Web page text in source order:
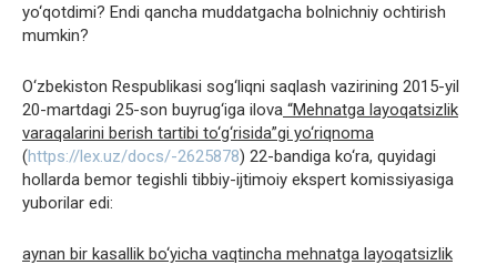
yo‘qotdimi? Endi qancha muddatgacha bolnichniy ochtirish
mumkin?
O‘zbekiston Respublikasi sog‘liqni saqlash vazirining 2015-yil
20-martdagi 25-son buyrug‘iga ilova “Mehnatga layoqatsizlik
varaqalarini berish tartibi to‘g‘risida”gi yo‘riqnoma
(https://lex.uz/docs/-2625878) 22-bandiga ko‘ra, quyidagi
hollarda bemor tegishli tibbiy-ijtimoiy ekspert komissiyasiga
yuborilar edi:
aynan bir kasallik bo‘yicha vaqtincha mehnatga layoqatsizlik